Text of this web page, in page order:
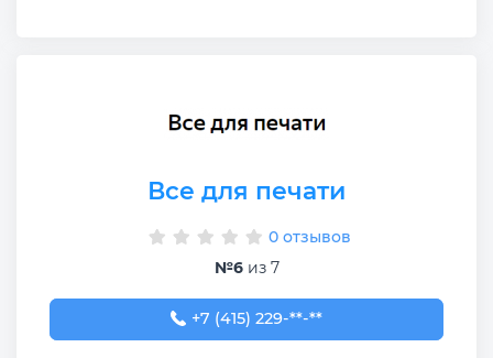
Все для печати
0 отзывов
№6из 7
+7 (415) 229-75-07
+7 (415) 229-**-**